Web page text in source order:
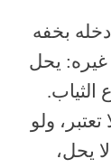
بخفه
غيره: يحل
ولو
يحل،